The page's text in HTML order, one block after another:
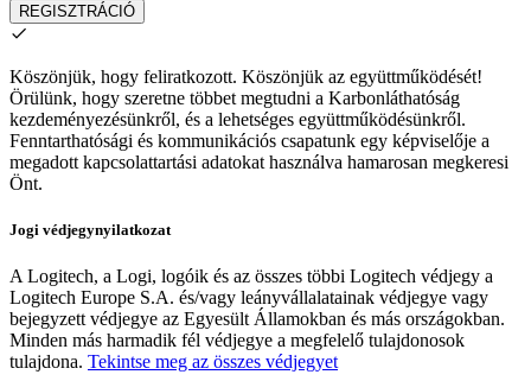
REGISZTRÁCIÓ
Köszönjük, hogy feliratkozott. Köszönjük az együttműködését!
Örülünk, hogy szeretne többet megtudni a Karbonláthatóság
kezdeményezésünkről, és a lehetséges együttműködésünkről.
Fenntarthatósági és kommunikációs csapatunk egy képviselője a
megadott kapcsolattartási adatokat használva hamarosan megkeresi
Önt.
Jogi védjegynyilatkozat
A Logitech, a Logi, logóik és az összes többi Logitech védjegy a
Logitech Europe S.A. és/vagy leányvállalatainak védjegye vagy
bejegyzett védjegye az Egyesült Államokban és más országokban.
Minden más harmadik fél védjegye a megfelelő tulajdonosok
tulajdona. Tekintse meg az összes védjegyet